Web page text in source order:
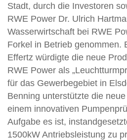
Stadt, durch die Investoren
RWE Power Dr. Ulrich
Wasserwirtschaft bei RWE
Forkel in Betrieb genommen.
Effertz würdigte die neue
RWE Power als
für das Gewerbegebiet in
Benning unterstützte die
einem innovativen
Aufgabe es ist,
1500kW Antriebsleistung zu